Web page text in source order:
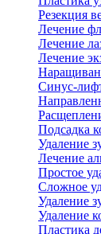
Резекция
Лечение
Лечение
Лечение
Синус-
Подсадка
Удаление
Лечение
Простое
Сложное
Удаление
Удаление
Пластика